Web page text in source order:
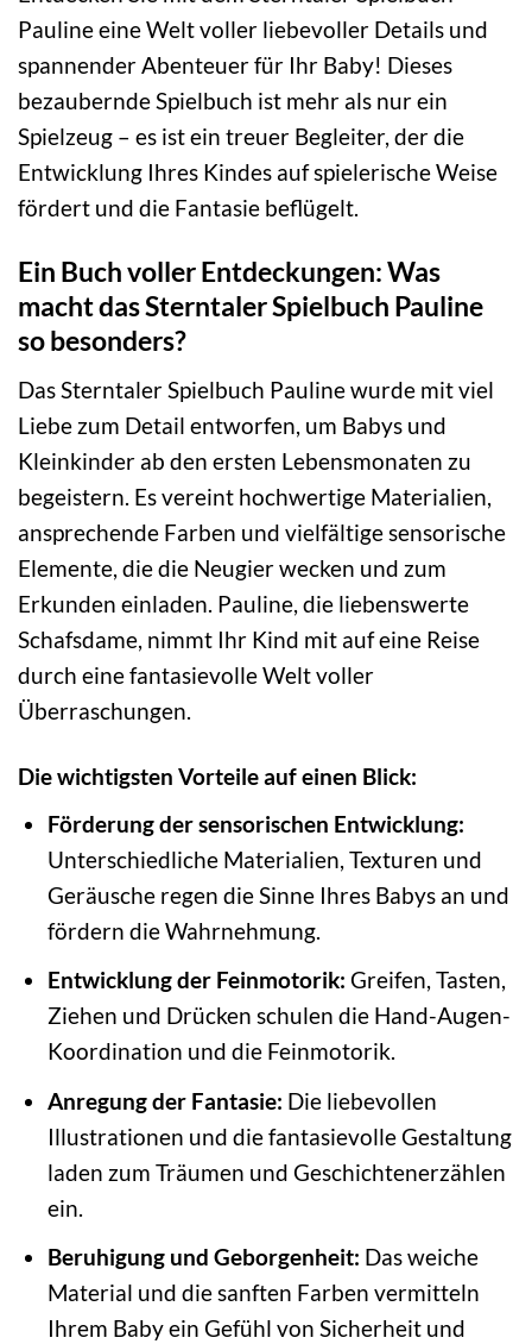
Pauline eine Welt voller liebevoller Details und
spannender Abenteuer für Ihr Baby! Dieses
bezaubernde Spielbuch ist mehr als nur ein
Spielzeug – es ist ein treuer Begleiter, der die
Entwicklung Ihres Kindes auf spielerische Weise
fördert und die Fantasie beflügelt.
Ein Buch voller Entdeckungen: Was
macht das Sterntaler Spielbuch Pauline
so besonders?
Das Sterntaler Spielbuch Pauline wurde mit viel
Liebe zum Detail entworfen, um Babys und
Kleinkinder ab den ersten Lebensmonaten zu
begeistern. Es vereint hochwertige Materialien,
ansprechende Farben und vielfältige sensorische
Elemente, die die Neugier wecken und zum
Erkunden einladen. Pauline, die liebenswerte
Schafsdame, nimmt Ihr Kind mit auf eine Reise
durch eine fantasievolle Welt voller
Überraschungen.
Die wichtigsten Vorteile auf einen Blick:
Förderung der sensorischen Entwicklung:
Unterschiedliche Materialien, Texturen und
Geräusche regen die Sinne Ihres Babys an und
fördern die Wahrnehmung.
Entwicklung der Feinmotorik: Greifen, Tasten,
Ziehen und Drücken schulen die Hand-Augen-
Koordination und die Feinmotorik.
Anregung der Fantasie: Die liebevollen
Illustrationen und die fantasievolle Gestaltung
laden zum Träumen und Geschichtenerzählen
ein.
Beruhigung und Geborgenheit: Das weiche
Material und die sanften Farben vermitteln
Ihrem Baby ein Gefühl von Sicherheit und